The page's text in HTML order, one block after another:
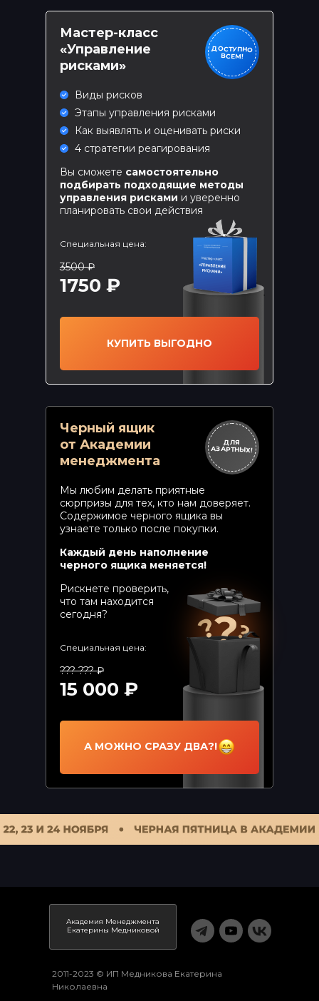
Виды рисков
Вы сможете самостоятельно
подбирать подходящие методы
управления рисками и уверенно
планировать свои действия
Специальная цена:
3500 ₽
1750 ₽
ДОСТУПНО
ВСЕМ!
Мастер-класс
«Управление
рисками»
Этапы управления рисками
Как выявлять и оценивать риски
4 стратегии реагирования
КУПИТЬ ВЫГОДНО
Мы любим делать приятные
сюрпризы для тех, кто нам доверяет.
Содержимое черного ящика вы
узнаете только после покупки.
Специальная цена:
??? ??? ₽
15 000 ₽
ДЛЯ
АЗАРТНЫХ!
БОМБИЧЕСКИЕ
ПРЕДЛОЖЕНИЯ
ТОЛЬКО
Черный ящик
от Академии
менеджмента
Каждый день наполнение
черного ящика меняется!
Рискнете проверить,
что там находится
сегодня?
А МОЖНО СРАЗУ ДВА?!
2011-2023 © ИП Медникова Екатерина
Николаевна
Академия Менеджмента
Екатерины Медниковой